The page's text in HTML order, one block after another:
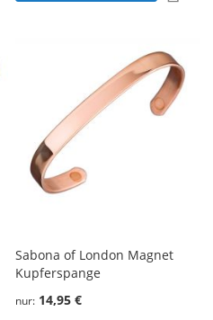
Sabona of London Magnet
Kupferspange
nur 14,95 €